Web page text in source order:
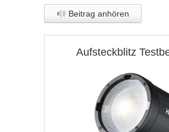
Beitrag anhören
Aufsteckblitz